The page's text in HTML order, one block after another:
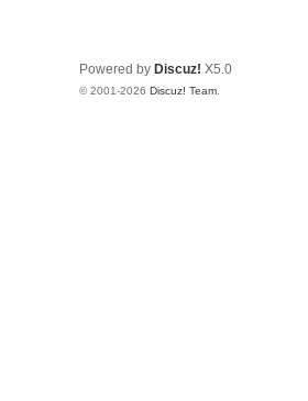
Powered by Discuz! X5.0
© 2001-2026 Discuz! Team